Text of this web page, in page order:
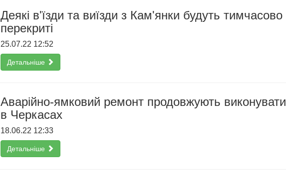
Деякі в'їзди та виїзди з Кам'янки будуть тимчасово
перекриті
25.07.22 12:52
Детальніше
Аварійно-ямковий ремонт продовжують виконувати
в Черкасах
18.06.22 12:33
Детальніше